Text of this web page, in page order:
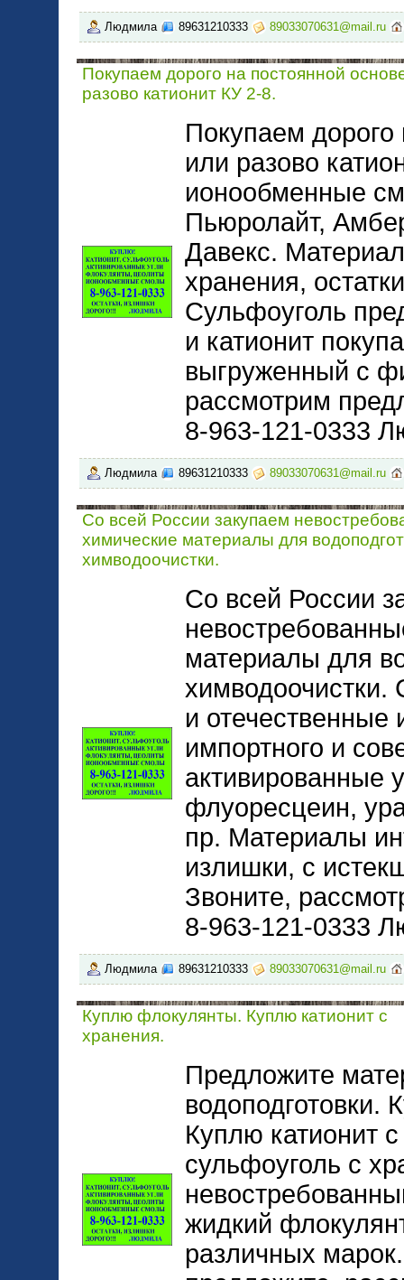
Людмила 89631210333 89033070631@mail.ru
Покупаем дорого на постоянной
разово катионит КУ 2-8.
Покупаем дорого
или разово
ионообменные
Пьюролайт,
Давекс.
хранения,
Сульфоуголь
и катионит
выгруженный с
рассмотрим
8-963-121-0333
Людмила 89631210333 89033070631@mail.ru
Со всей России закупаем
химические материалы для
химводоочистки.
Со всей России
материалы для
и
импортного и
активированные
флуоресцеин,
пр. Материалы
излишки, с
Звоните,
8-963-121-0333
Людмила 89631210333 89033070631@mail.ru
Куплю флокулянты. Куплю катионит с
хранения.
Предложите
Куплю катионит
сульфоуголь с
жидкий
различных